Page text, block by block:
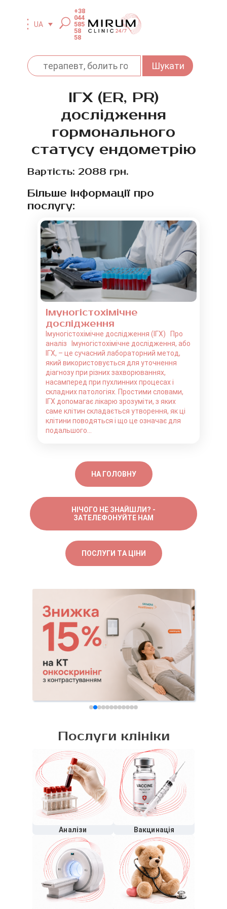
UA
+38
044
585
58
58
ІГХ (ER, PR)
дослідження
гормонального
статусу ендометрію
Вартість: 2088 грн.
Більше інформації про
послугу:
Імуногістохімічне
дослідження
Імуногістохімічне дослідження (ІГХ) Про
аналіз Імуногістохімічне дослідження, або
ІГХ, – це сучасний лабораторний метод,
який використовується для уточнення
діагнозу при різних захворюваннях,
насамперед при пухлинних процесах і
складних патологіях. Простими словами,
ІГХ допомагає лікарю зрозуміти, з яких
саме клітин складається утворення, як ці
клітини поводяться і що це означає для
подальшого...
НА ГОЛОВНУ
НІЧОГО НЕ ЗНАЙШЛИ? -
ЗАТЕЛЕФОНУЙТЕ НАМ
ПОСЛУГИ ТА ЦІНИ
Послуги клініки
Аналізи Вакцинація